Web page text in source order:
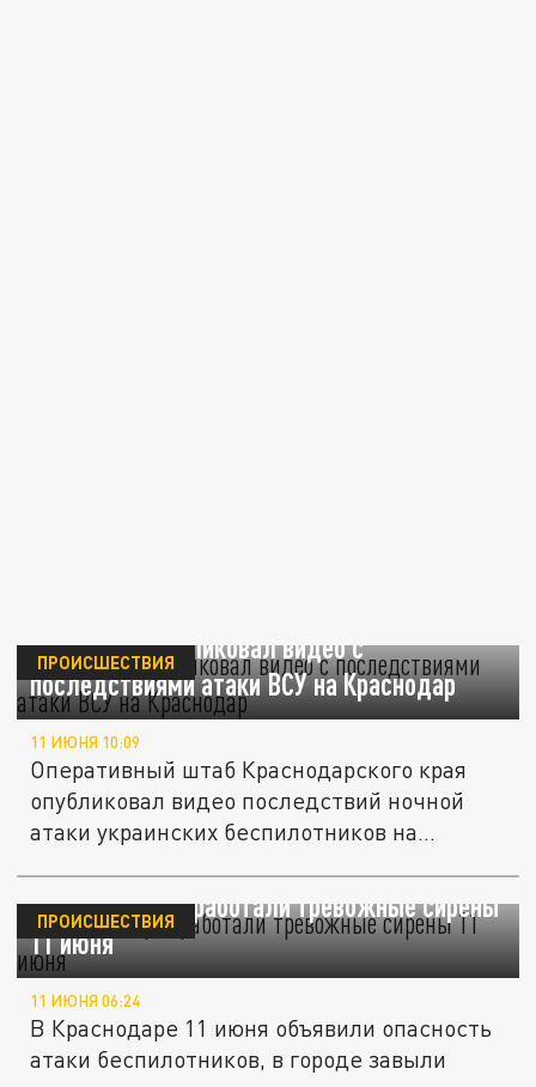
Оперштаб опубликовал видео с
последствиями атаки ВСУ на Краснодар
ПРОИСШЕСТВИЯ
11 ИЮНЯ 10:09
Оперативный штаб Краснодарского края
опубликовал видео последствий ночной
атаки украинских беспилотников на...
В Краснодаре сработали тревожные сирены
11 июня
ПРОИСШЕСТВИЯ
11 ИЮНЯ 06:24
В Краснодаре 11 июня объявили опасность
атаки беспилотников, в городе завыли